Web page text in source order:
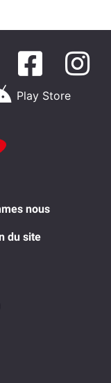
Play Store
nous
du site